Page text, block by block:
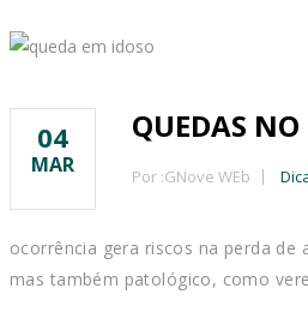
04
MAR
QUEDAS
Por :GNove WEb
ocorrência gera riscos na perda
mas também patológico, como